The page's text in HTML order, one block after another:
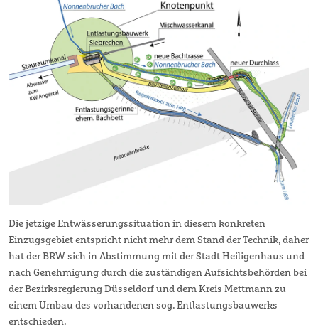
Die jetzige Entwässerungssituation in diesem konkreten
Einzugsgebiet entspricht nicht mehr dem Stand der Technik, daher
hat der BRW sich in Abstimmung mit der Stadt Heiligenhaus und
nach Genehmigung durch die zuständigen Aufsichtsbehörden bei
der Bezirksregierung Düsseldorf und dem Kreis Mettmann zu
einem Umbau des vorhandenen sog. Entlastungsbauwerks
entschieden.